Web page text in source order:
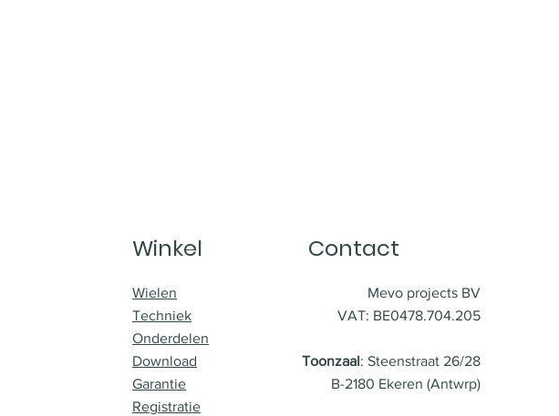
Winkel Contact
Wielen
Techniek
Onderdelen
Download
Garantie
Registratie
Mevo projects BV
VAT: BE0478.704.205
Toonzaal: Steenstraat 26/28
B-2180 Ekeren (Antwrp)